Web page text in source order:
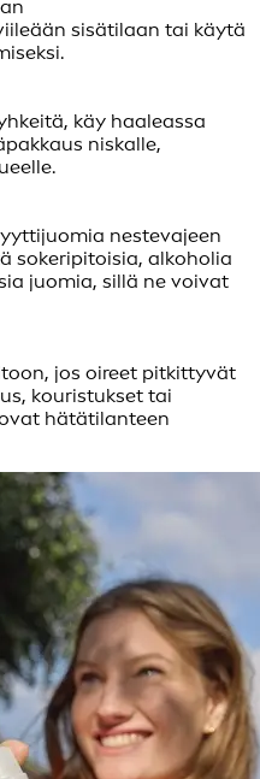
sisätilaan tai käytä
käy haaleassa
niskalle,
nestevajeen
sokeripitoisia, alkoholia
juomia, sillä ne voivat
jos oireet pitkittyvät
kouristukset tai
hätätilanteen